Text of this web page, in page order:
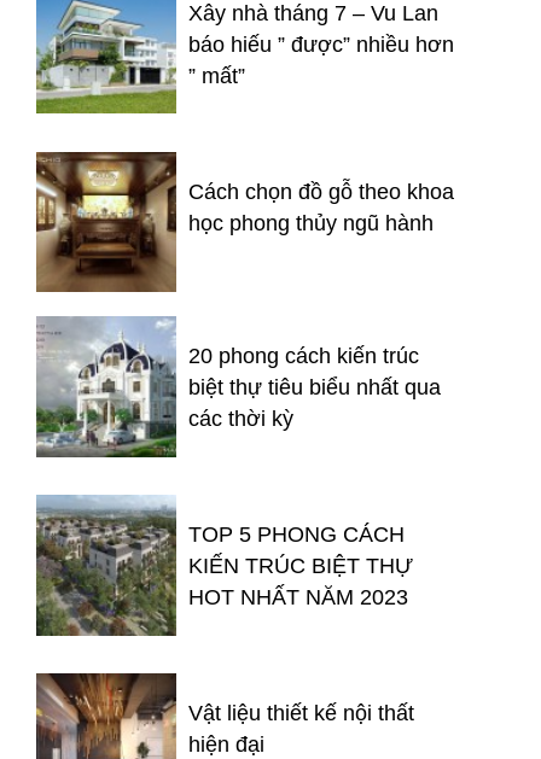
Xây nhà tháng 7 – Vu Lan
báo hiếu ” được” nhiều hơn
” mất”
Cách chọn đồ gỗ theo khoa
học phong thủy ngũ hành
20 phong cách kiến trúc
biệt thự tiêu biểu nhất qua
các thời kỳ
TOP 5 PHONG CÁCH
KIẾN TRÚC BIỆT THỰ
HOT NHẤT NĂM 2023
Vật liệu thiết kế nội thất
hiện đại